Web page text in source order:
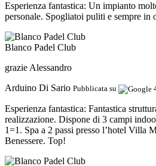
Esperienza fantastica: Un impianto
personale. Spogliatoi puliti e sempre in
Blanco Padel Club
grazie Alessandro
Arduino Di Sario Pubblicata su
Esperienza fantastica: Fantastica
realizzazione. Dispone di 3 campi
1=1. Spa a 2 passi presso l’hotel Villa
Benessere. Top!